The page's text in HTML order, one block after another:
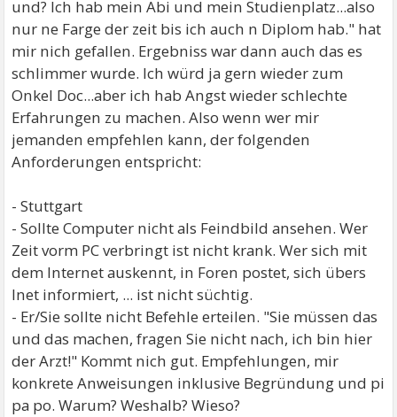
und? Ich hab mein Abi und mein Studienplatz...also
nur ne Farge der zeit bis ich auch n Diplom hab." hat
mir nich gefallen. Ergebniss war dann auch das es
schlimmer wurde. Ich würd ja gern wieder zum
Onkel Doc...aber ich hab Angst wieder schlechte
Erfahrungen zu machen. Also wenn wer mir
jemanden empfehlen kann, der folgenden
Anforderungen entspricht:
- Stuttgart
- Sollte Computer nicht als Feindbild ansehen. Wer
Zeit vorm PC verbringt ist nicht krank. Wer sich mit
dem Internet auskennt, in Foren postet, sich übers
Inet informiert, ... ist nicht süchtig.
- Er/Sie sollte nicht Befehle erteilen. "Sie müssen das
und das machen, fragen Sie nicht nach, ich bin hier
der Arzt!" Kommt nich gut. Empfehlungen, mir
konkrete Anweisungen inklusive Begründung und pi
pa po. Warum? Weshalb? Wieso?